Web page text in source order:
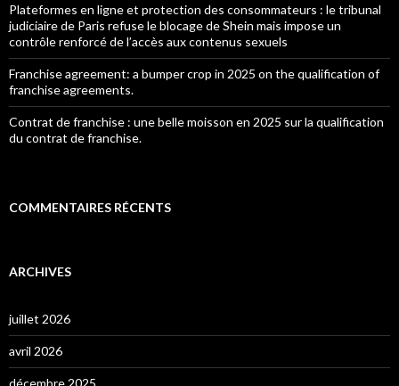
Plateformes en ligne et protection des consommateurs : le tribunal
judiciaire de Paris refuse le blocage de Shein mais impose un
contrôle renforcé de l’accès aux contenus sexuels
Franchise agreement: a bumper crop in 2025 on the qualification of
franchise agreements.
Contrat de franchise : une belle moisson en 2025 sur la qualification
du contrat de franchise.
COMMENTAIRES RÉCENTS
ARCHIVES
juillet 2026
avril 2026
décembre 2025